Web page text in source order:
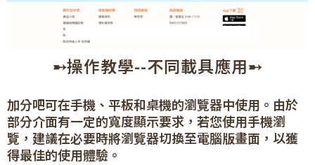
➸操作教學--不同載具應用➸
加分吧可在手機、平板和桌機的瀏覽器中使用。由於
部分介面有一定的寬度顯示要求，若您使用手機瀏
覽，建議在必要時將瀏覽器切換至電腦版畫面，以獲
得最佳的使用體驗。